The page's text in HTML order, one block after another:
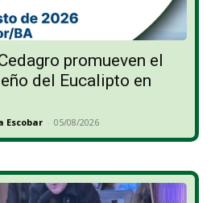
promueven el
del Eucalipto en
Escobar - 05/08/2026